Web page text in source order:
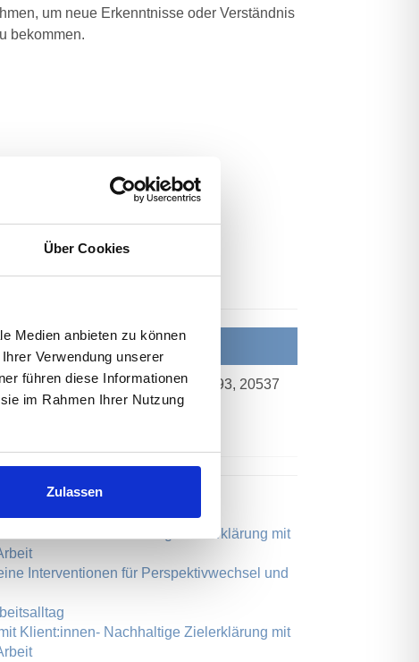
Über Cookies
Medien anbieten zu können
Verwendung unserer
führen diese Informationen
im Rahmen Ihrer Nutzung
Zulassen
um neue Erkenntnisse oder Verständnis
bekommen.
09:00
19.10.2026
Wendenstr. 493, 20537
Hamburg
Klient:innen- Nachhaltige Zielerklärung mit
Interventionen für Perspektivwechsel und
Klient:innen- Nachhaltige Zielerklärung mit